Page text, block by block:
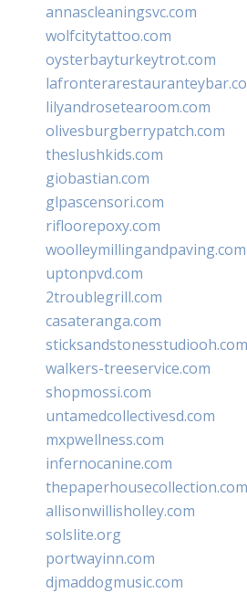
annascleaningsvc.com
wolfcitytattoo.com
oysterbayturkeytrot.com
lilyandrosetearoom.com
olivesburgberrypatch.com
theslushkids.com
giobastian.com
glpascensori.com
rifloorepoxy.com
woolleymillingandpaving.com
uptonpvd.com
2troublegrill.com
casateranga.com
sticksandstonesstudiooh.com
walkers-treeservice.com
shopmossi.com
untamedcollectivesd.com
mxpwellness.com
infernocanine.com
thepaperhousecollection.com
allisonwillisholley.com
solslite.org
portwayinn.com
djmaddogmusic.com